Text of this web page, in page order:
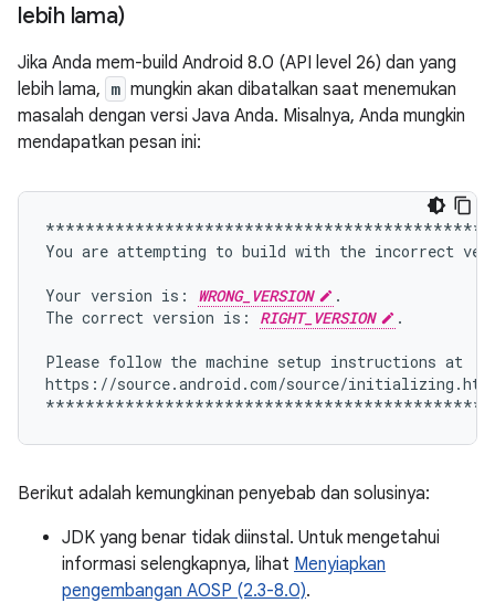
lebih lama)
Jika Anda mem-build Android 8.0 (API level 26) dan yang
lebih lama, m mungkin akan dibatalkan saat menemukan
masalah dengan versi Java Anda. Misalnya, Anda mungkin
mendapatkan pesan ini:
You are attempting to build with the incorrect
Your version is: WRONG_VERSION
.
The correct version is: RIGHT_VERSION .
Please follow the machine setup instructions at
https://source.android.com/source/
Berikut adalah kemungkinan penyebab dan solusinya:
JDK yang benar tidak diinstal. Untuk mengetahui
informasi selengkapnya, lihat Menyiapkan
pengembangan AOSP (2.3-8.0).